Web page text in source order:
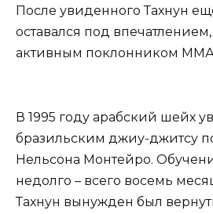
После увиденного Тахнун
оставался под впечатлением,
активным поклонником
В 1995 году арабский шейх
бразильским джиу-джитсу
Нельсона Монтейро.
недолго – всего восемь
Тахнун вынужден был